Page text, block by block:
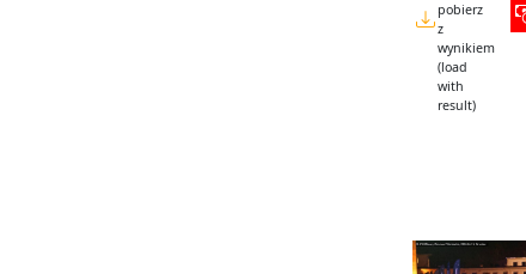
pobierz
z
wynikiem
(load
with
result)